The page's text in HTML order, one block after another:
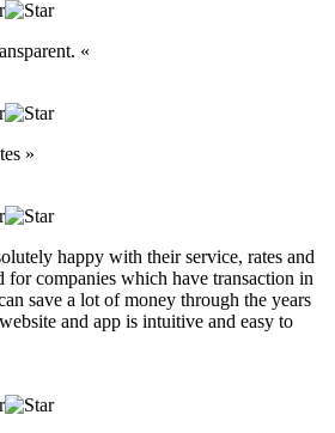
«
»
happy with their service, rates and
companies which have transaction in
save a lot of money through the years
and app is intuitive and easy to